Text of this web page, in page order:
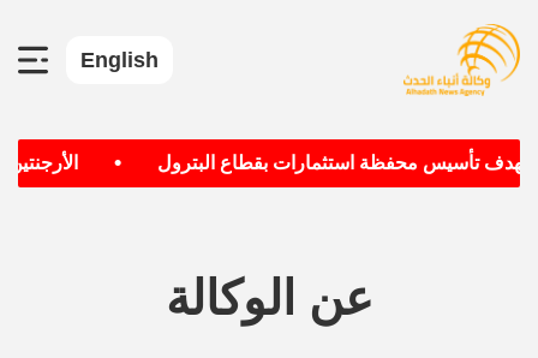
English
تستهدف تأسيس محفظة استثمارات بقطاع البترول
عن الوكالة